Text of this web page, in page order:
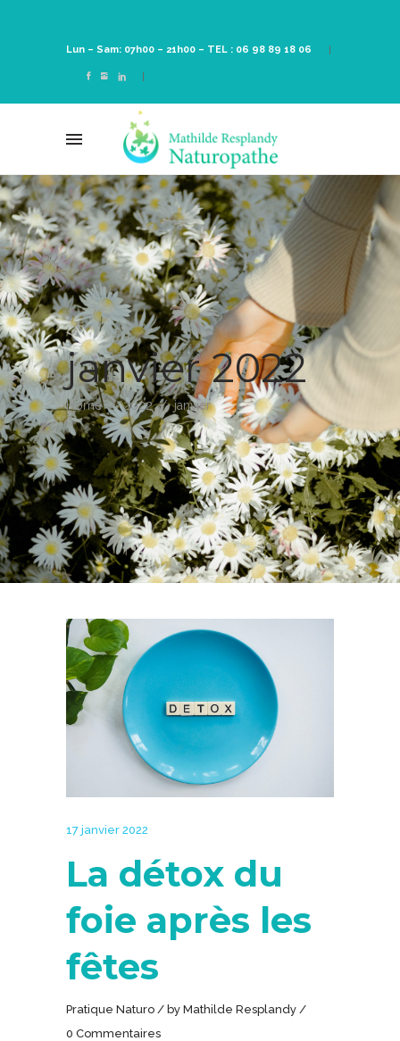
Lun – Sam: 07h00 – 21h00 – TEL : 06 98 89 18 06
janvier 2022
Home/2022/janvier
17 janvier 2022
La détox du
foie après les
fêtes
Pratique Naturo by Mathilde Resplandy
0 Commentaires